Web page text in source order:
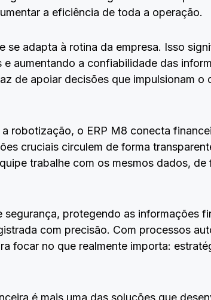
a eficiência de toda a operação.
adapta à rotina da empresa. Isso
aumentando a confiabilidade das
de apoiar decisões que impulsionam o
robotização, o ERP M8 conecta
cruciais circulem de forma
trabalhe com os mesmos dados, de
protegendo as informações
com precisão. Com processos
focar no que realmente importa:
é mais uma das soluções que